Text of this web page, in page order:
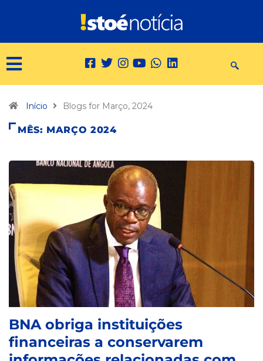
Início Blogs for Março, 2024
MÊS: MARÇO 2024
BNA obriga instituições
financeiras a conservarem